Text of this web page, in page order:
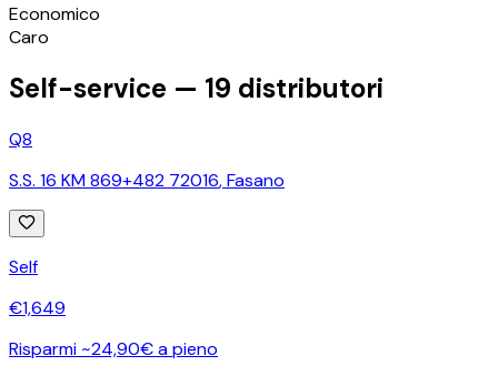
Economico
Caro
Self-service — 19 distributori
Q8
S.S. 16 KM 869+482 72016,Fasano
Self
€1,649
Risparmi ~24,90€ a pieno